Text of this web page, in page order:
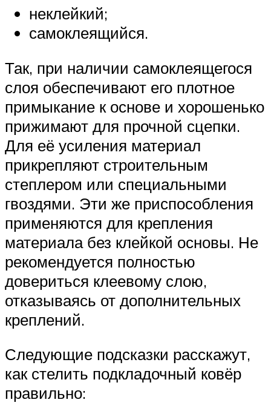
неклейкий;
самоклеящийся.
Так, при наличии самоклеящегося
слоя обеспечивают его плотное
примыкание к основе и хорошенько
прижимают для прочной сцепки.
Для её усиления материал
прикрепляют строительным
степлером или специальными
гвоздями. Эти же приспособления
применяются для крепления
материала без клейкой основы. Не
рекомендуется полностью
довериться клеевому слою,
отказываясь от дополнительных
креплений.
Следующие подсказки расскажут,
как стелить подкладочный ковёр
правильно: